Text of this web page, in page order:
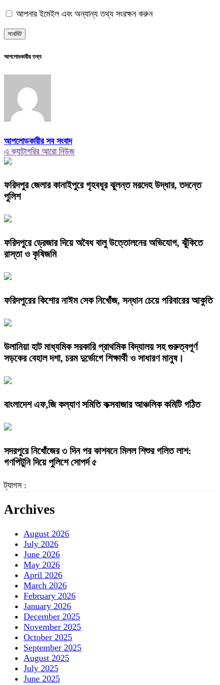
আপনার ইমেইল এবং অন্যান্য তথ্য সংরক্ষন করুন
আপলোডকারীর তথ্য
আপলোডকারীর সব সংবাদ
এ ক্যাটাগরির আরো নিউজ
ফরিদপুর জেলার কানাইপুরে গৃহবধূর ঝুলন্ত মরদেহ উদ্ধার, তদন্তে
পুলিশ
ফরিদপুরে ড্রেজার দিয়ে অবৈধ বালু উত্তোলনের অভিযোগ, ঝুঁকিতে
রাস্তা ও কৃষিজমি
ফরিদপুরের কিশোর নাঈম সেক নিখোঁজ, সন্ধান চেয়ে পরিবারের আকুতি
উলানিয়া হাট মাধ্যমিক সরকারি প্রাথমিক বিদ্যালয় সহ গুরুত্বপূর্ণ
সড়কের বেহাল দশা, চরম দুর্ভোগে শিক্ষার্থী ও সাধারণ মানুষ।
বাংলাদেশ এফ,জি কল্যাণ সমিতি কক্সবাজার আঞ্চলিক কমিটি গঠিত
সদরপুরে নিখোঁজের ৩ দিন পর কাশবনে মিলল শিশুর গলিত লাশ:
গণপিটুনি দিয়ে পুলিশে সোপর্দ ৫
ট্যাগস :
Archives
August 2026
July 2026
June 2026
May 2026
April 2026
March 2026
February 2026
January 2026
December 2025
November 2025
October 2025
September 2025
August 2025
July 2025
June 2025